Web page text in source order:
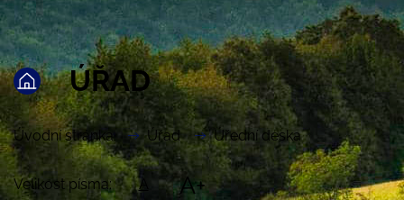
ÚŘAD
Úvodní stránka Úřad Úřední deska
Velikost písma: A A+